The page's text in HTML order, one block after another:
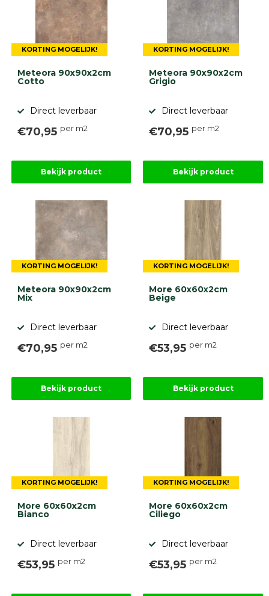
KORTING MOGELIJK!
Meteora 90x90x2cm
Cotto
Direct leverbaar
€70,95 per m2
Bekijk product
KORTING MOGELIJK!
Meteora 90x90x2cm
Grigio
Direct leverbaar
€70,95 per m2
Bekijk product
KORTING MOGELIJK!
Meteora 90x90x2cm
Mix
Direct leverbaar
€70,95 per m2
Bekijk product
KORTING MOGELIJK!
More 60x60x2cm
Beige
Direct leverbaar
€53,95 per m2
Bekijk product
KORTING MOGELIJK!
More 60x60x2cm
Bianco
Direct leverbaar
€53,95 per m2
KORTING MOGELIJK!
More 60x60x2cm
Ciliego
Direct leverbaar
€53,95 per m2